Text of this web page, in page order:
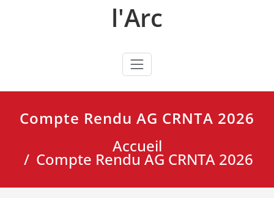
l'Arc
Compte Rendu AG CRNTA 2026
Accueil
Compte Rendu AG CRNTA 2026